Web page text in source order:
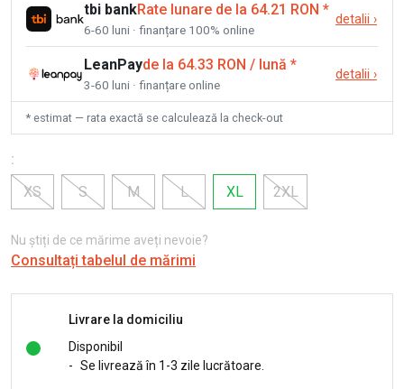
tbi bankRate lunare de la 64.21 RON *
6-60 luni · finanțare 100% online
detalii ›
LeanPayde la 64.33 RON / lună *
3-60 luni · finanțare online
detalii ›
* estimat — rata exactă se calculează la check-out
:
XS
S M L XL 2XL
Nu știți de ce mărime aveți nevoie?
Consultați tabelul de mărimi
Livrare la domiciliu
Disponibil
- Se livrează în 1-3 zile lucrătoare.